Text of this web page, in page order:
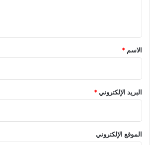
*
الاسم *
البريد الإلكتروني*
الموقع الإلكتروني